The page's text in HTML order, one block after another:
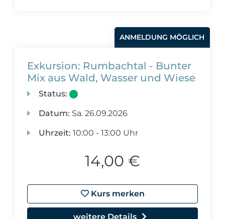
ANMELDUNG MÖGLICH
Exkursion: Rumbachtal - Bunter
Mix aus Wald, Wasser und Wiese
Status:
Datum: Sa. 26.09.2026
Uhrzeit: 10:00 - 13:00 Uhr
14,00 €
Kurs merken
weitere Details